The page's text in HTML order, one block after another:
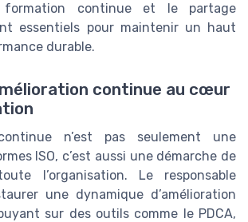
formation continue et le partage
essentiels pour maintenir un haut
durable.
continue au cœur
continue n’est pas seulement une
ISO, c’est aussi une démarche de
l’organisation. Le responsable
une dynamique d’amélioration
sur des outils comme le PDCA,